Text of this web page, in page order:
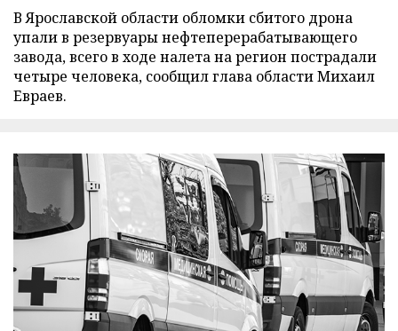
В Ярославской области обломки сбитого дрона
упали в резервуары нефтеперерабатывающего
завода, всего в ходе налета на регион пострадали
четыре человека, сообщил глава области Михаил
Евраев.